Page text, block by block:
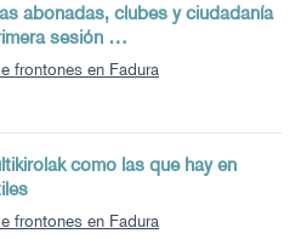
abonadas, clubes y ciudadanía
sesión …
frontones en Fadura
como las que hay en
frontones en Fadura